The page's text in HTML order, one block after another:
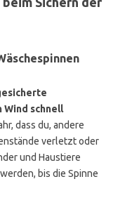
Wind schnell
dass du, andere
verletzt oder
und Haustiere
bis die Spinne